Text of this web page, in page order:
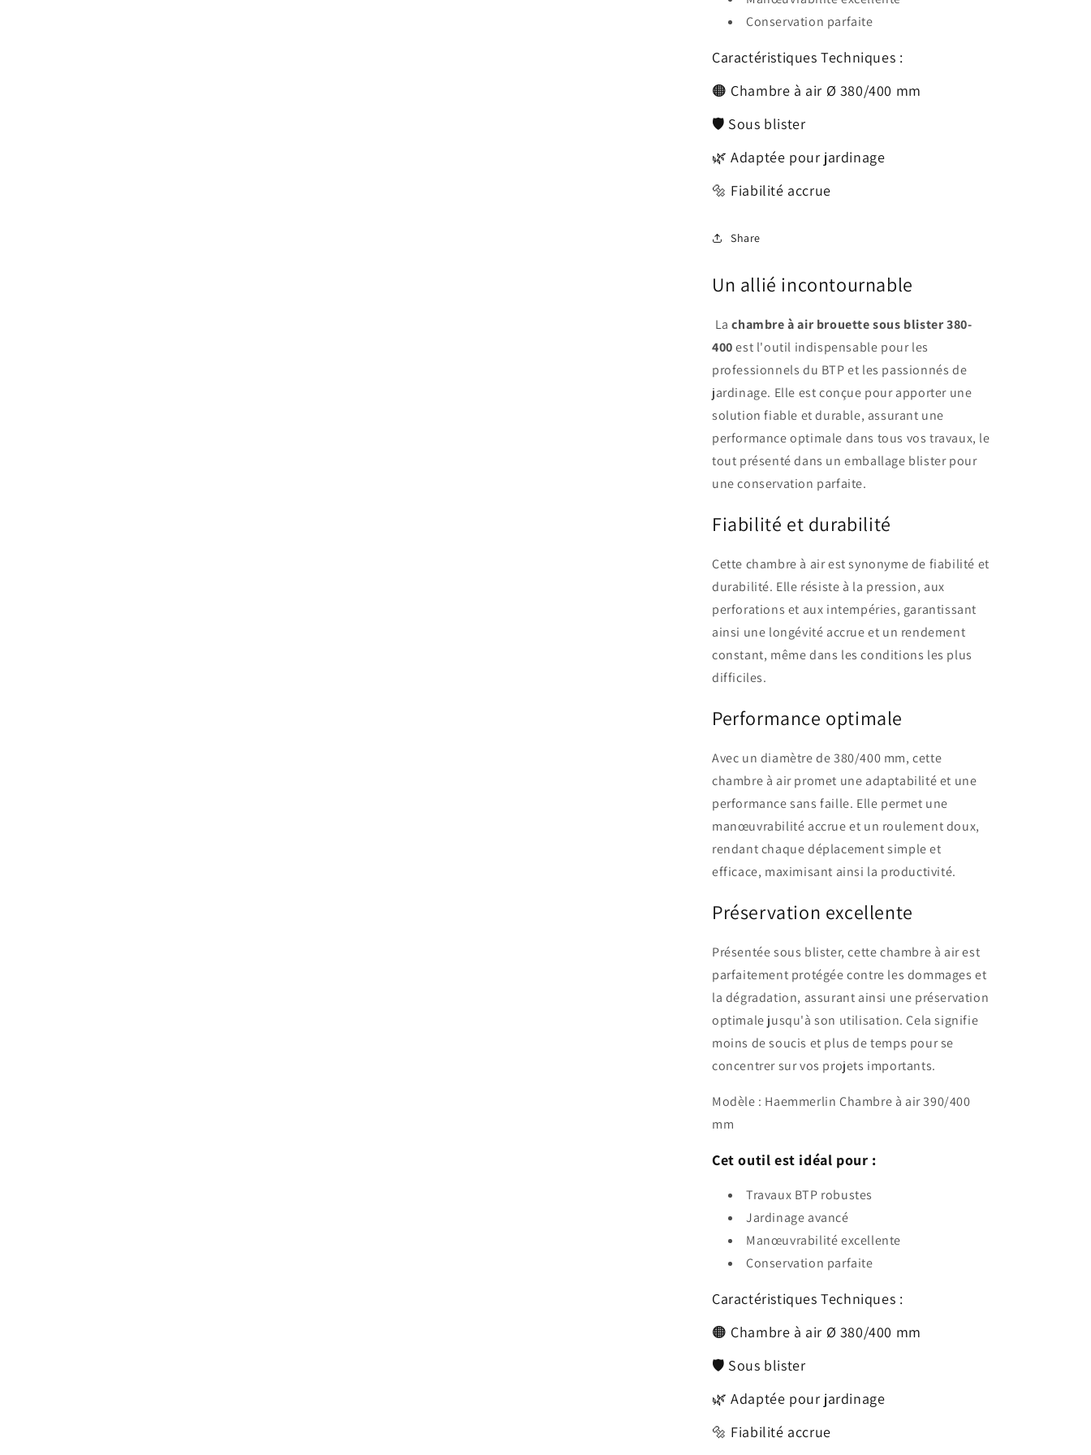
Conservation parfaite
Caractéristiques Techniques :
🟠 Chambre à air Ø 380/400 mm
🛡️ Sous blister
🌿 Adaptée pour jardinage
🔩 Fiabilité accrue
Share
Un allié incontournable
Lachambre à air brouette sous blister 380-
400est l'outil indispensable pour les
professionnels du BTP et les passionnés de
jardinage. Elle est conçue pour apporter une
solution fiable et durable, assurant une
performance optimale dans tous vos travaux, le
tout présenté dans un emballage blister pour
une conservation parfaite.
Fiabilité et durabilité
Cette chambre à air est synonyme de fiabilité et
durabilité. Elle résiste à la pression, aux
perforations et aux intempéries, garantissant
ainsi une longévité accrue et un rendement
constant, même dans les conditions les plus
difficiles.
Performance optimale
Avec un diamètre de 380/400 mm, cette
chambre à air promet une adaptabilité et une
performance sans faille. Elle permet une
manœuvrabilité accrue et un roulement doux,
rendant chaque déplacement simple et
efficace, maximisant ainsi la productivité.
Préservation excellente
Présentée sous blister, cette chambre à air est
parfaitement protégée contre les dommages et
la dégradation, assurant ainsi une préservation
optimale jusqu'à son utilisation. Cela signifie
moins de soucis et plus de temps pour se
concentrer sur vos projets importants.
Modèle : Haemmerlin Chambre à air 390/400
mm
Cet outil est idéal pour :
Travaux BTP robustes
Jardinage avancé
Manœuvrabilité excellente
Conservation parfaite
Caractéristiques Techniques :
🟠 Chambre à air Ø 380/400 mm
🛡️ Sous blister
🌿 Adaptée pour jardinage
🔩 Fiabilité accrue